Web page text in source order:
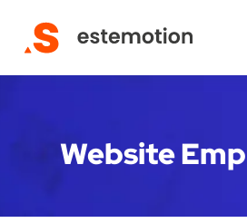
Website